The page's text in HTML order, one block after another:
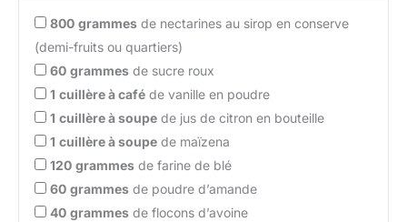
800 grammes de nectarines au sirop en conserve
(demi-fruits ou quartiers)
60 grammes de sucre roux
1 cuillère à café de vanille en poudre
1 cuillère à soupe de jus de citron en bouteille
1 cuillère à soupe de maïzena
120 grammes de farine de blé
60 grammes de poudre d’amande
40 grammes de flocons d’avoine